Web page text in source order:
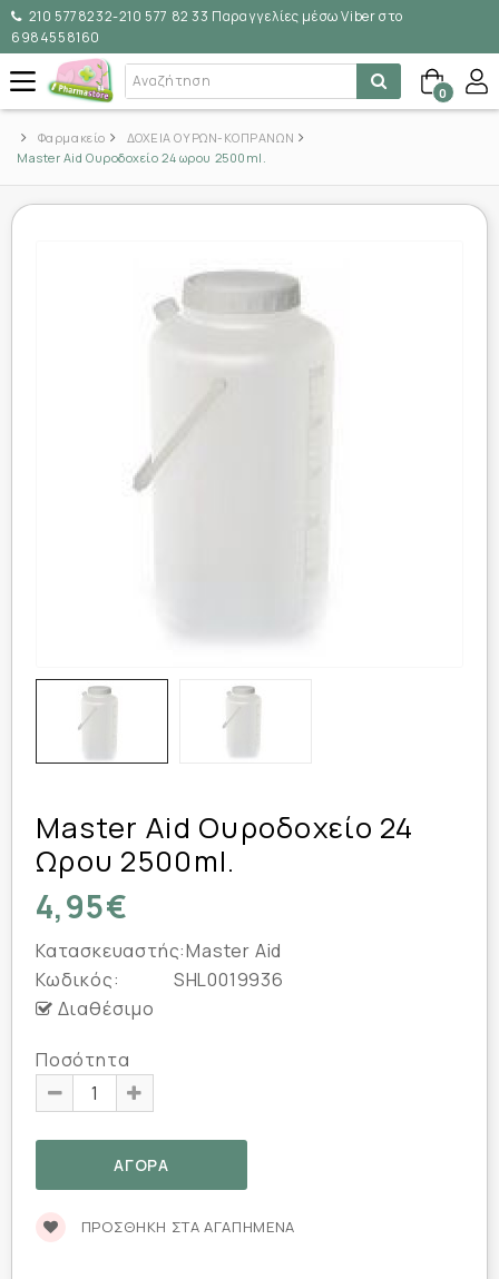
210 5778232-210 577 82 33 Παραγγελίες μέσω Viber στο
6984558160
0
Φαρμακείο
ΔΟΧΕΙΑ ΟΥΡΩΝ-ΚΟΠΡΑΝΩΝ
Master Aid Ουροδοχείο 24 ωρου 2500ml.
Master Aid Ουροδοχείο 24
Ωρου 2500ml.
4,95€
Κατασκευαστής:Master Aid
Κωδικός:
SHL0019936
Διαθέσιμο
Ποσότητα
ΠΡΟΣΘΉΚΗ ΣΤΑ ΑΓΑΠΗΜΈΝΑ